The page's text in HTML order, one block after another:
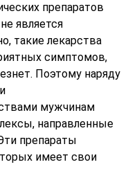
препаратов
является
такие лекарства
симптомов,
Поэтому наряду
мужчинам
направленные
препараты
имеет свои